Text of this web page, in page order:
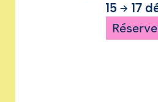
15 → 17